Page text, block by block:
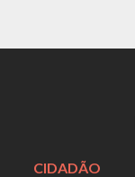
CIDADÃO